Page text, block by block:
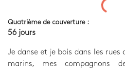
Quatrième de couverture :
56 jours
Je danse et je bois dans les rues
marins, mes compagnons